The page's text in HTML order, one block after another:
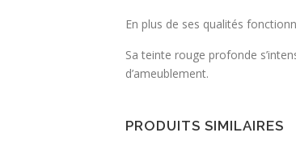
En plus de ses qualités
Sa teinte rouge profonde
d’ameublement.
PRODUITS SIMILAIRES